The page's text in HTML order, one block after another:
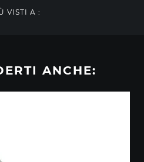
VISTI A :
ANCHE: